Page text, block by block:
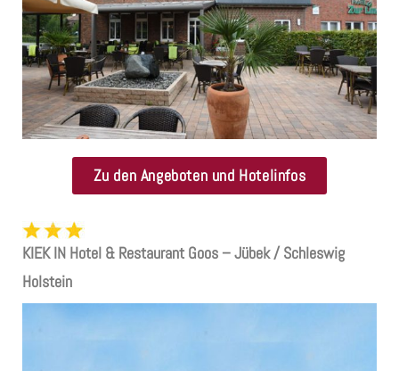
Zu den Angeboten und Hotelinfos
KIEK IN Hotel & Restaurant Goos – Jübek / Schleswig
Holstein